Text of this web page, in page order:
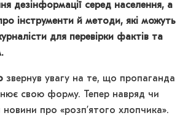
дезінформації серед населення, а
інструменти й методи, які можуть
для перевірки фактів та
звернув увагу на те, що пропаганда
свою форму. Тепер навряд чи
про «розпʼятого хлопчика».